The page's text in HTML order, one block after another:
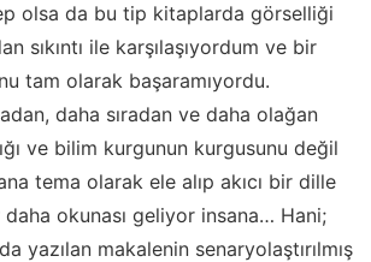
olsa da bu tip kitaplarda görselliği
sıkıntı ile karşılaşıyordum ve bir
tam olarak başaramıyordu.
daha sıradan ve daha olağan
ve bilim kurgunun kurgusunu değil
tema olarak ele alıp akıcı bir dille
okunası geliyor insana… Hani;
yazılan makalenin senaryolaştırılmış